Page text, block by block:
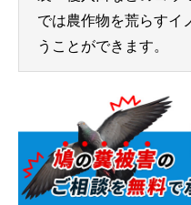
では農作物を荒らすイ
うことができます。